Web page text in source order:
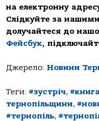
на електронну
Слідкуйте за
долучайтеся до
Фейсбук,
Джерело: Новини
Теги: #зустріч,
тернопільщини,
#тернопіль,